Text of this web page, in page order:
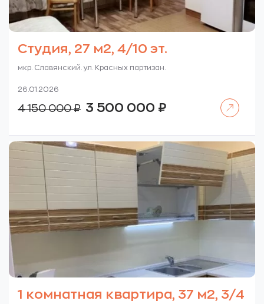
Студия, 27 м2, 4/10 эт.
мкр. Славянский. ул. Красных партизан.
26.01.2026
4 150 000₽
Первоначальная
цена
150
000 ₽.
3 500 000 ₽Текущая
000 ₽.
1 комнатная квартира, 37 м2, 3/4